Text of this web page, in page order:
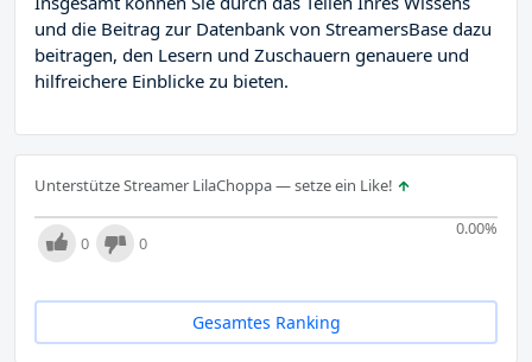
und die Beitrag zur Datenbank von StreamersBase dazu
beitragen, den Lesern und Zuschauern genauere und
hilfreichere Einblicke zu bieten.
Unterstütze Streamer LilaChoppa — setze ein Like!
0.00%
0 0
Gesamtes Ranking